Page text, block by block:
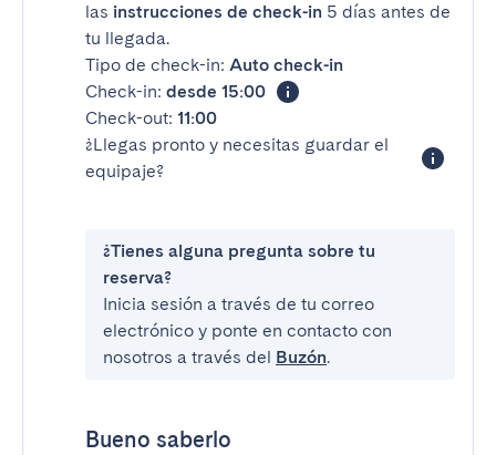
las instrucciones de check-in 5 días antes de
tu llegada.
Tipo de check-in: Auto check-in
Check-in: desde 15:00
Check-out: 11:00
¿Llegas pronto y necesitas guardar el
equipaje?
¿Tienes alguna pregunta sobre tu
reserva?
Inicia sesión a través de tu correo
electrónico y ponte en contacto con
nosotros a través del Buzón.
Bueno saberlo